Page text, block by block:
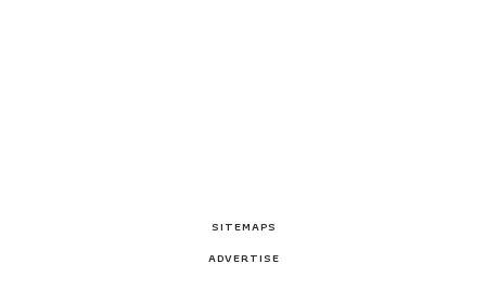
SITEMAPS
ADVERTISE